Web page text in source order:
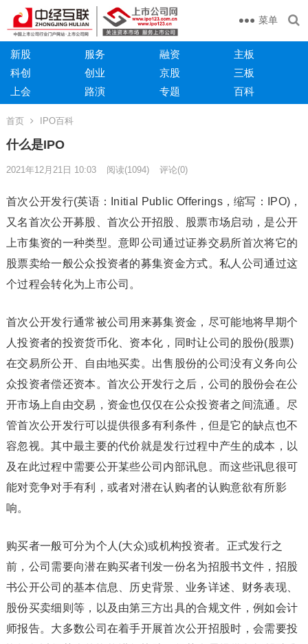
菜单
新股 服务 融资
主板
科创
创业 京股
三板
上会
路演 专题 百科
首页 IPO百科
什么是IPO
2021年12月21日 10:03 阅读(1094) 评论(0)
首次公开发行(英语：Initial Public Offerings，缩写：IPO)，
又名首次公开募股、首次公开招股、股票市场启动，是公开
上市集资的一种类型。意即公司通过证券交易所首次将它的
股票卖给一般公众投资者的募集资金方式。私人公司通过这
个过程会转化为上市公司。
首次公开发行通常被公司用来募集资金，尽可能地将早期个
人投资者的投资货币化、资本化，同时让公司的股份(股票)
在交易所公开、自由地买卖。出售股份的公司没有义务向公
众投资者偿还资本。首次公开发行之后，公司的股份会在公
开市场上自由交易，资金也仅仅在公众投资者之间流通。尽
管首次公开发行可以提供很多有利条件，但是它的缺点也不
容忽视。其中最主要的代价就是发行过程中产生的成本，以
及在此过程中需要公开某些公司内部讯息。而这些讯息很可
能对竞争对手有利，或者对潜在认购者的认购意欲有所影
响。
购买者一般可分为个人(大众)或机构投资者。正式发行之
前，公司需要向潜在购买者刊发一份名为招股书文件，招股
书公开公司的基本信息、历史背景、业务详述、财务表现、
股份买卖细则等，以及由第三方出具的合规文件，例如会计
师报告。大多数公司在着手开展首次公开招股时，会需要投